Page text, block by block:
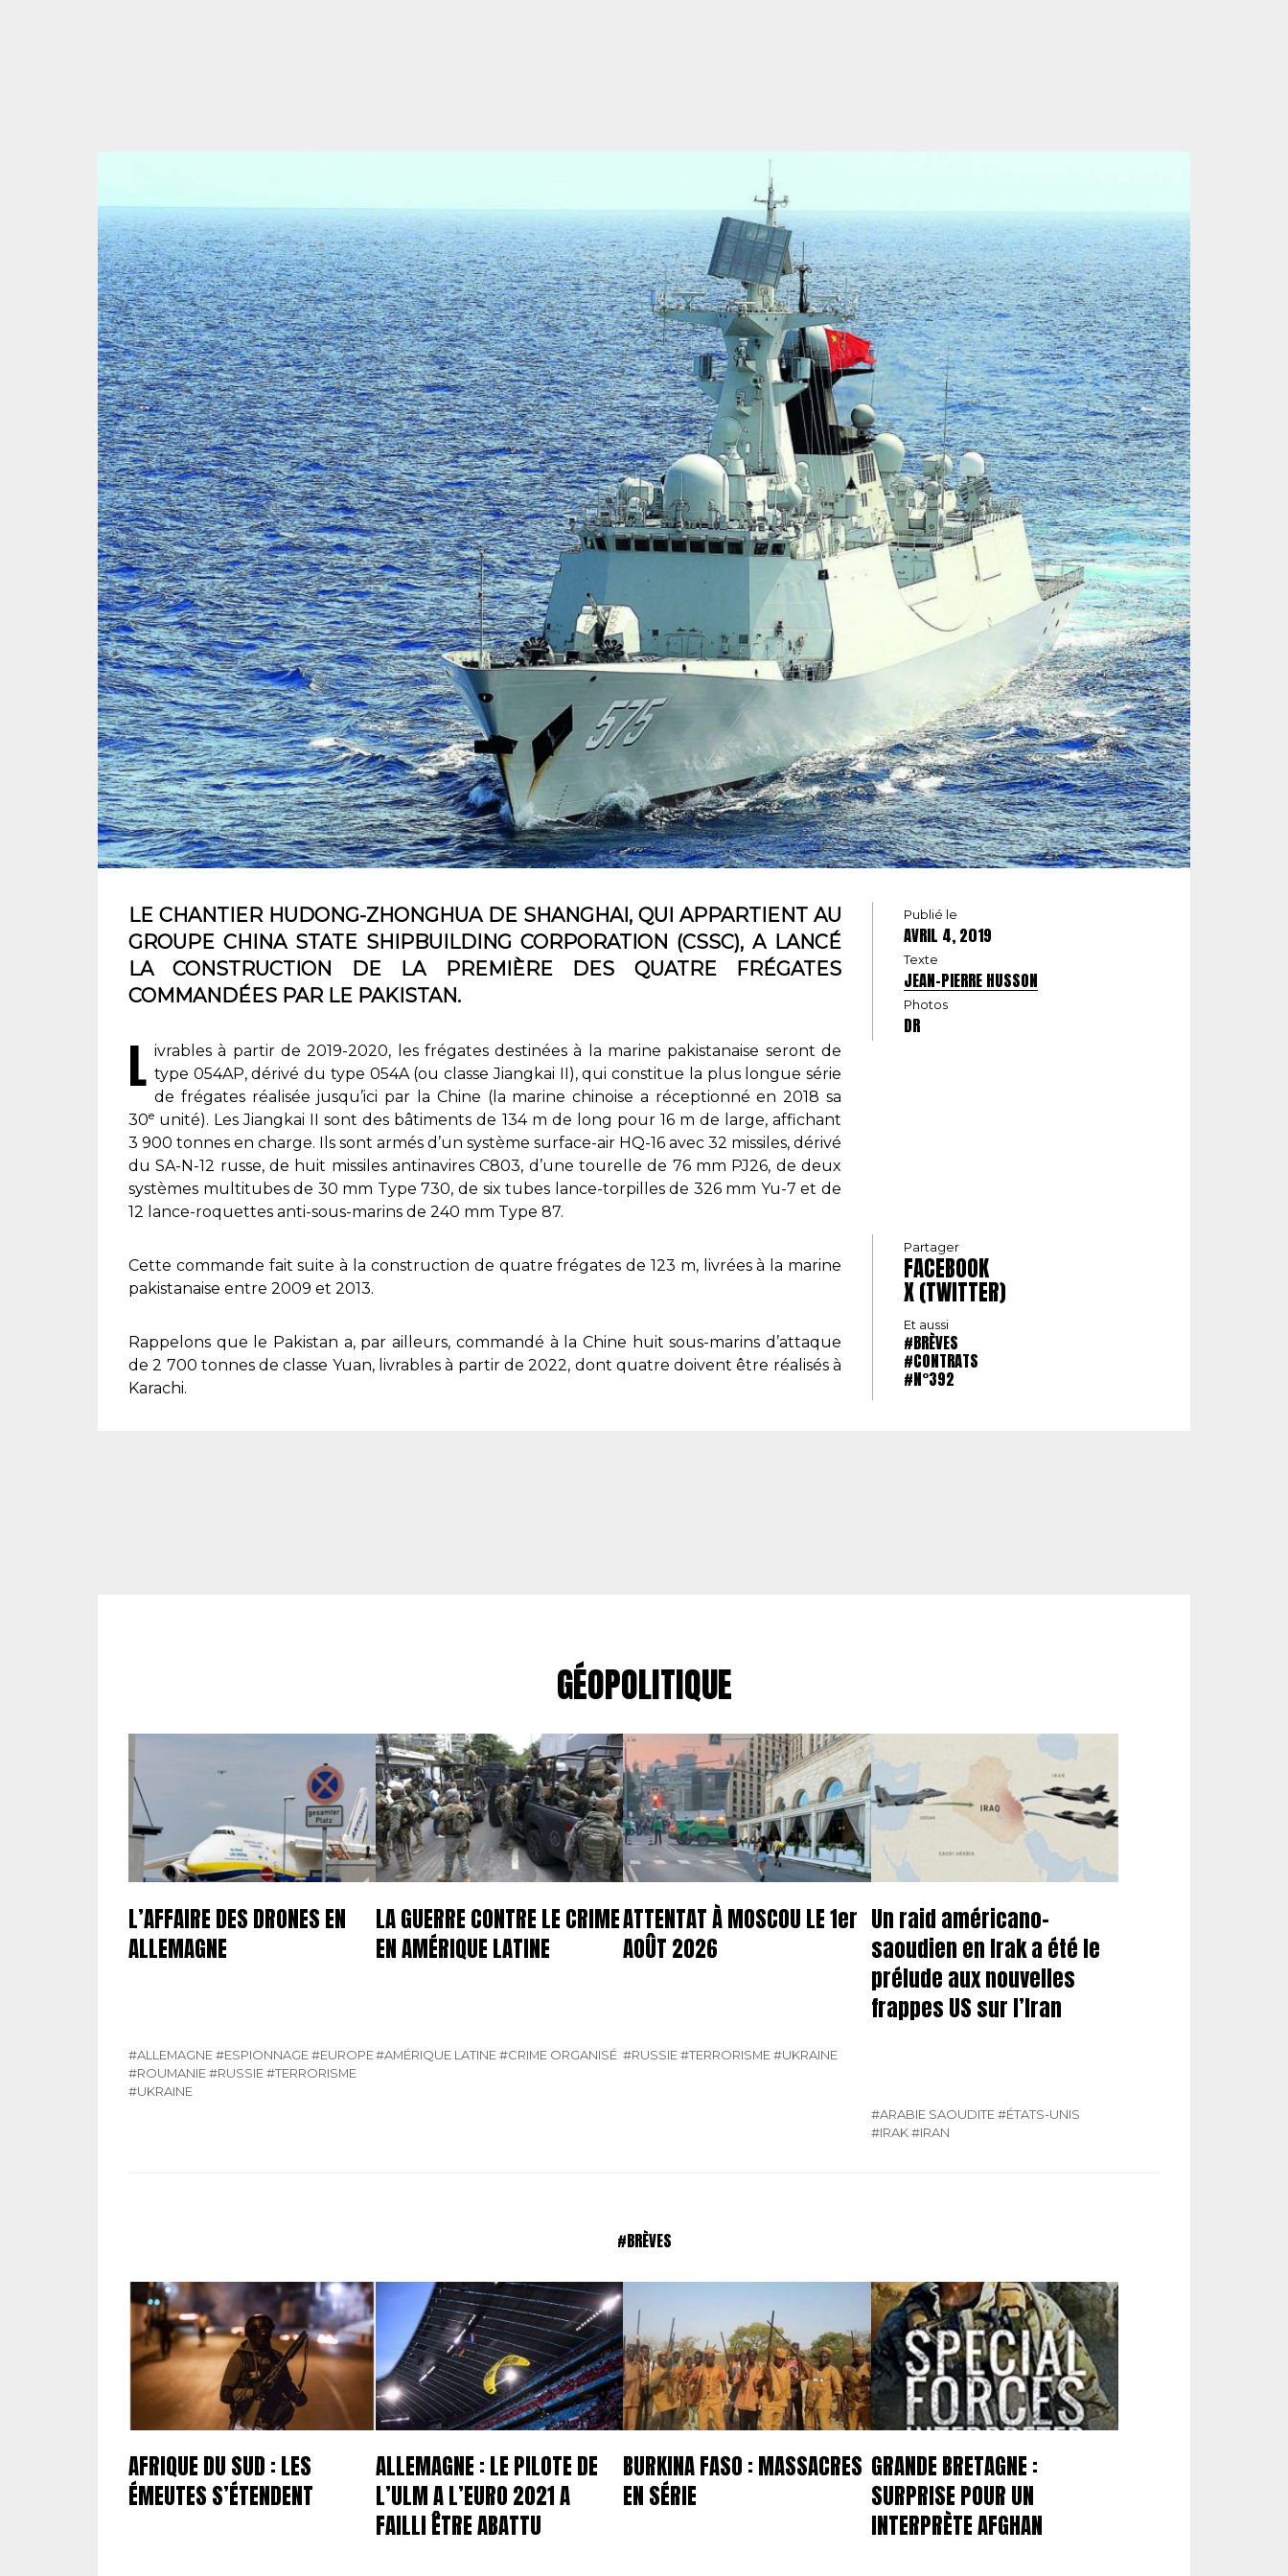
LE CHANTIER HUDONG-ZHONGHUA DE SHANGHAI, QUI APPARTIENT AU
GROUPE CHINA STATE SHIPBUILDING CORPORATION (CSSC), A LANCÉ
LA CONSTRUCTION DE LA PREMIÈRE DES QUATRE FRÉGATES
COMMANDÉES PAR LE PAKISTAN.
L ivrables à partir de 2019-2020, les frégates destinées à la marine pakistanaise seront de
type 054AP, dérivé du type 054A (ou classeJiangkai II), qui constitue la plus longue série
de frégates réalisée jusqu’ici par la Chine (la marine chinoise a réceptionné en 2018 sa
30e unité). LesJiangkai II sont des bâtiments de 134 m de long pour 16 m de large, affichant
3 900 tonnes en charge. Ils sont armés d’un système surface-air HQ-16 avec 32 missiles, dérivé
du SA-N-12 russe, de huit missiles antinavires C803, d’une tourelle de 76 mm PJ26, de deux
systèmes multitubes de 30 mm Type 730, de six tubes lance-torpilles de 326 mm Yu-7 et de
12 lance-roquettes anti-sous-marins de 240 mm Type 87.
Cette commande fait suite à la construction de quatre frégates de 123 m, livrées à la marine
pakistanaise entre 2009 et 2013.
Rappelons que le Pakistan a, par ailleurs, commandé à la Chine huit sous-marins d’attaque
de 2 700 tonnes de classe Yuan, livrables à partir de 2022, dont quatre doivent être réalisés à
Karachi.
Publié le
AVRIL 4, 2019
Texte
JEAN-PIERRE HUSSON
Photos
DR
Partager
FACEBOOK
X (TWITTER)
Et aussi
#BRÈVES
#CONTRATS
#N°392
GÉOPOLITIQUE
L’AFFAIRE DES DRONES EN
ALLEMAGNE
#ALLEMAGNE#ESPIONNAGE#EUROPE
#ROUMANIE#RUSSIE#TERRORISME
#UKRAINE
LA GUERRE CONTRE LE CRIME
EN AMÉRIQUE LATINE
#AMÉRIQUE LATINE #CRIME ORGANISÉ
ATTENTAT À MOSCOU LE 1er
AOÛT 2026
#RUSSIE #TERRORISME #UKRAINE
Un raid américano-
saoudien en Irak a été le
prélude aux nouvelles
frappes US sur l’Iran
#ARABIE SAOUDITE #ÉTATS-UNIS
#IRAK #IRAN
#BRÈVES
AFRIQUE DU SUD : LES
ÉMEUTES S’ÉTENDENT
ALLEMAGNE : LE PILOTE DE
L’ULM A L’EURO 2021 A
FAILLI ÊTRE ABATTU
BURKINA FASO : MASSACRES
EN SÉRIE
GRANDE BRETAGNE :
SURPRISE POUR UN
INTERPRÈTE AFGHAN